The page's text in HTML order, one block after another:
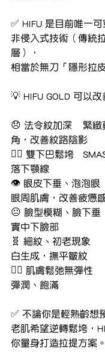
✅ HIFU 是目前唯一
非侵入式技術（傳統
層），
相當於無刀「隱形拉
💡 HIFU GOLD 可以
😞 法令紋加深	緊緻蘋果肌、拉提嘴
角，改善紋路陰影
🧎‍♀️ 雙下巴鬆垮	SMAS層拉提，重現俐
落下顎線
👁️ 眼皮下垂、泡泡眼	提升眼尾、收緊
眼周肌膚，改善疲憊
😐 臉型模糊、臉下垂	重塑V臉輪廓，緊
實中下臉部
🧬 細紋、初老現象	刺激自體膠原蛋
白生成，撫平皺紋
🧖‍♀️ 肌膚鬆弛無彈性	由內而外緊緻、
彈潤、飽滿
✅ 不論你是輕熟齡想
老肌希望逆轉鬆垮，
你量身打造拉提方案。